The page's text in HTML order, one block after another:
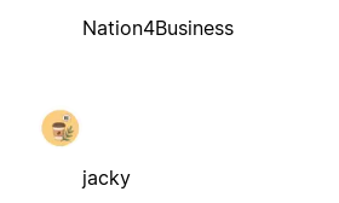
Nation4Business
jacky